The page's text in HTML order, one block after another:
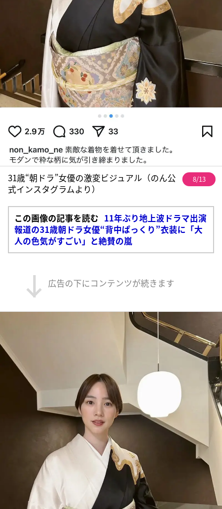
31歳“朝ドラ”女優の激変ビジュアル（のん公
式インスタグラムより）
8/13
この画像の記事を読む 11年ぶり地上波ドラマ出演
報道の31歳朝ドラ女優“背中ぱっくり”衣装に「大
人の色気がすごい」と絶賛の嵐
広告の下にコンテンツが続きます